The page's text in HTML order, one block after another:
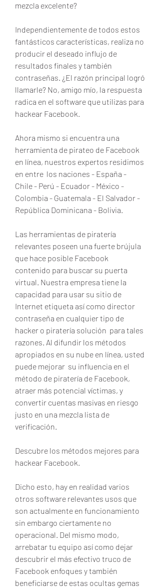
mezcla excelente?
Independientemente de todos estos
fantásticos características, realiza no
producir el deseado influjo de
resultados finales y también
contraseñas. ¿El razón principal logró
llamarle? No, amigo mío, la respuesta
radica en el software que utilizas para
hackear Facebook.
Ahora mismo si encuentra una
herramienta de pirateo de Facebook
en línea, nuestros expertos residimos
en entre  los naciones - España -
Chile - Perú - Ecuador - México -
Colombia - Guatemala - El Salvador -
República Dominicana - Bolivia.
Las herramientas de piratería
relevantes poseen una fuerte brújula
que hace posible Facebook
contenido para buscar su puerta
virtual. Nuestra empresa tiene la
capacidad para usar su sitio de
Internet etiqueta así como director
contraseña en cualquier tipo de
hacker o piratería solución  para tales
razones. Al difundir los métodos
apropiados en su nube en línea, usted
puede mejorar  su influencia en el
método de piratería de Facebook,
atraer más potencial víctimas, y
convertir cuentas masivas en riesgo
justo en una mezcla lista de
verificación.
Descubre los métodos mejores para
hackear Facebook.
Dicho esto, hay en realidad varios
otros software relevantes usos que
son actualmente en funcionamiento
sin embargo ciertamente no
operacional. Del mismo modo,
arrebatar tu equipo así como dejar
descubrir el más efectivo truco de
Facebook enfoques y también
beneficiarse de estas ocultas gemas